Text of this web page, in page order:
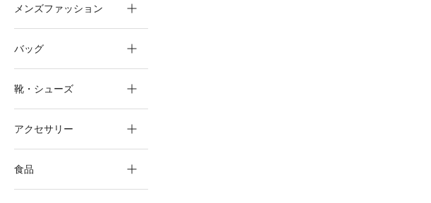
メンズファッション
バッグ
靴・シューズ
アクセサリー
食品